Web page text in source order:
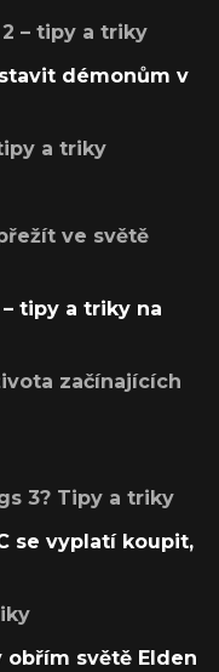
– tipy a triky
démonům v
a triky
ve světě
tipy a triky na
začínajících
3? Tipy a triky
se vyplatí koupit,
světě Elden